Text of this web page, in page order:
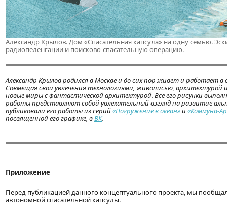
Александр Крылов. Дом «Спасательная капсула» на одну семью.
радиопеленгации и поисково-спасательную операцию.
Александр Крылов родился в Москве и до сих пор живет и работает
Совмещая свои увлечения технологиями, живописью,
новые миры с фантастической архитектурой. Все его рисунки
работы представляют собой увлекательный взгляд на развитие
публиковали его работы из серий«Погружение в океан»и «Коммуна-
посвященной его графике, вВК.
Приложение
Перед публикацией данного концептуального проекта, мы
автономной спасательной капсулы.